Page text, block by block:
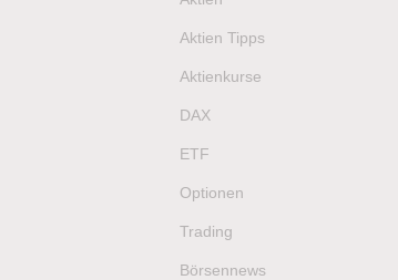
Aktien Tipps
Aktienkurse
DAX
ETF
Optionen
Trading
Börsennews